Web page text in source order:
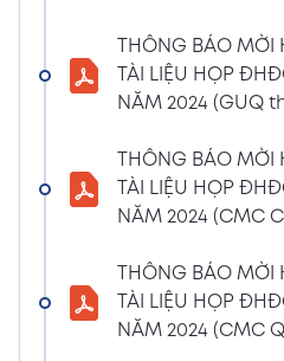
hiện quyền tham dự
năm 2024
30/01/2024
BÁO CÁO TÌNH HÌNH
17/01/2024
Nghị quyết HĐQT số
qua việc chốt ngày
thực hiện quyền nhận
THÔNG BÁO
TÀI LIỆU HỌP
NĂM 2024 (GUQ
THÔNG BÁO
TÀI LIỆU HỌP
NĂM 2024 (CMC
THÔNG BÁO
TÀI LIỆU HỌP
NĂM 2024 (CMC